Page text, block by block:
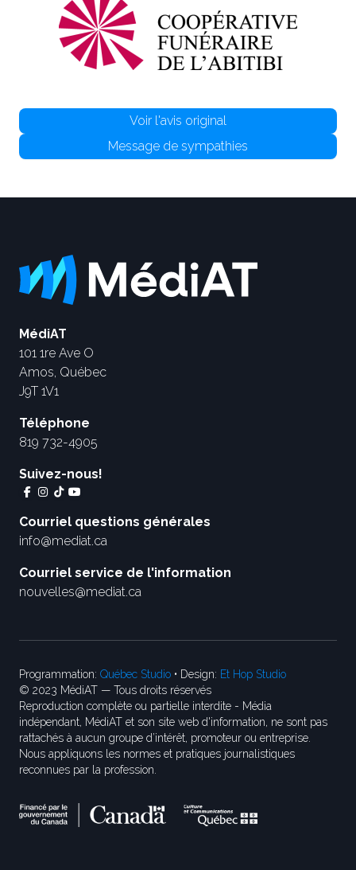
Voir l'avis original
Message de sympathies
MédiAT
101 1re Ave O
Amos, Québec
J9T 1V1
Téléphone
819 732-4905
Suivez-nous!
Courriel questions générales
info@mediat.ca
Courriel service de l'information
nouvelles@mediat.ca
Programmation: Québec Studio • Design: Et Hop Studio
© 2023 MédiAT — Tous droits réservés
Reproduction complète ou partielle interdite - Média
indépendant, MédiAT et son site web d'information, ne sont pas
rattachés à aucun groupe d’intérêt, promoteur ou entreprise.
Nous appliquons les normes et pratiques journalistiques
reconnues par la profession.